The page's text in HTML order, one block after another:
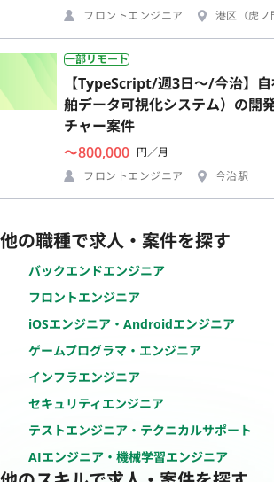
フロントエンジニア
港区（虎ノ
一部リモート
【TypeScript/週3日〜/今治】
舶データ可視化システム）の開
チャー案件
〜800,000 円／月
フロントエンジニア
今治駅
他の職種で求人・案件を探す
バックエンドエンジニア
フロントエンジニア
iOSエンジニア・Androidエンジニア
ゲームプログラマ・エンジニア
インフラエンジニア
セキュリティエンジニア
テストエンジニア・テクニカルサポート
AIエンジニア・機械学習エンジニア